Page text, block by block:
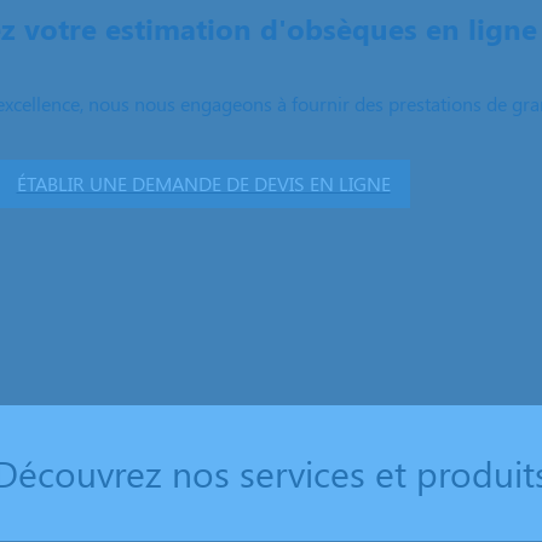
votre estimation d'obsèques en ligne
nous nous engageons à fournir des prestations de
ÉTABLIR UNE DEMANDE DE DEVIS EN LIGNE
nos services et